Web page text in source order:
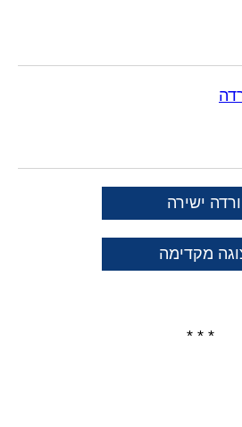
ישירה
מקדימה
* * *